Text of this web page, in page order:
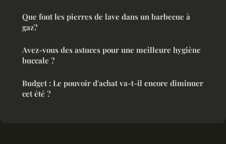
Que font les pierres de lave dans un barbecue à
gaz?
Avez-vous des astuces pour une meilleure hygiène
buccale ?
Budget : Le pouvoir d'achat va-t-il encore diminuer
cet été ?